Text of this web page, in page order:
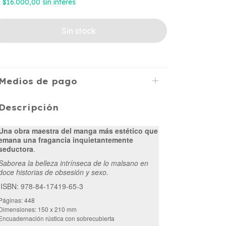
$16.000,00 sin interés
de pago
obra maestra del manga más estético que
una fragancia inquietantemente
.
la belleza intrínseca de lo malsano en
historias de obsesión y sexo.
978-84-17419-65-3
448
150 x 210 mm
rústica con sobrecubierta